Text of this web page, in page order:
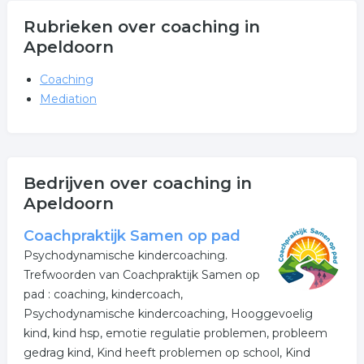
Rubrieken over coaching in
Apeldoorn
Coaching
Mediation
Bedrijven over coaching in
Apeldoorn
Coachpraktijk Samen op pad
Psychodynamische kindercoaching.
Trefwoorden van Coachpraktijk Samen op
pad : coaching, kindercoach,
Psychodynamische kindercoaching, Hooggevoelig
kind, kind hsp, emotie regulatie problemen, probleem
gedrag kind, Kind heeft problemen op school, Kind